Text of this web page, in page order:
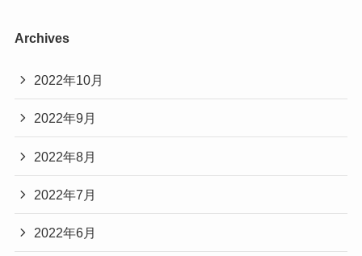
Archives
2022年10月
2022年9月
2022年8月
2022年7月
2022年6月